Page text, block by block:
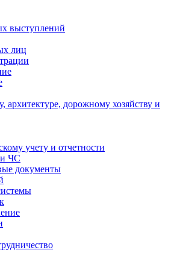
выступлений
лиц
архитектуре, дорожному хозяйству и
учету и отчетности
ЧС
документы